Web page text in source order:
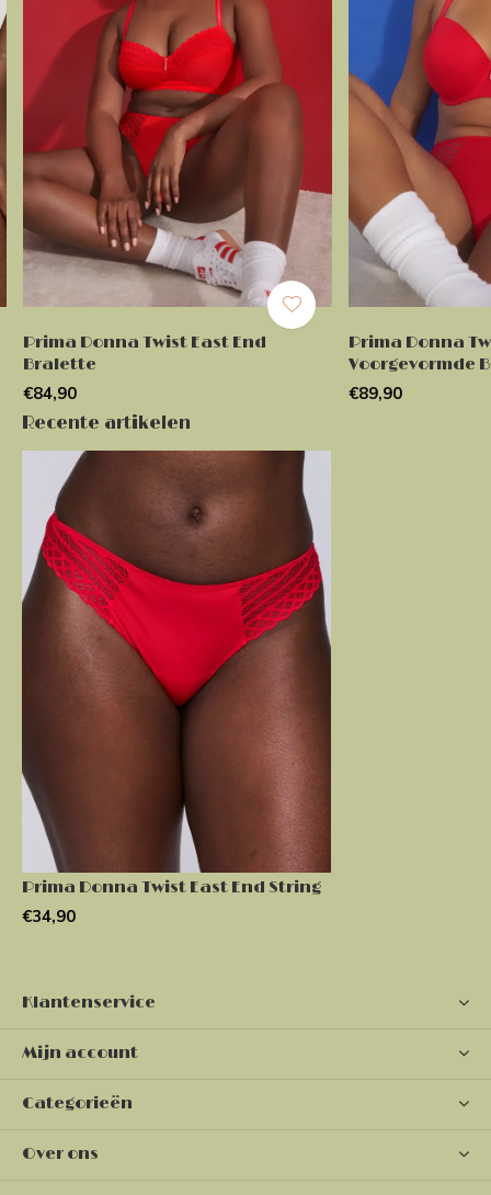
Prima Donna Twist East End
Bralette
€84,90
Prima Donna
Voorgevormde
€89,90
Recente artikelen
Prima Donna Twist East End String
€34,90
Klantenservice
Mijn account
Categorieën
Over ons